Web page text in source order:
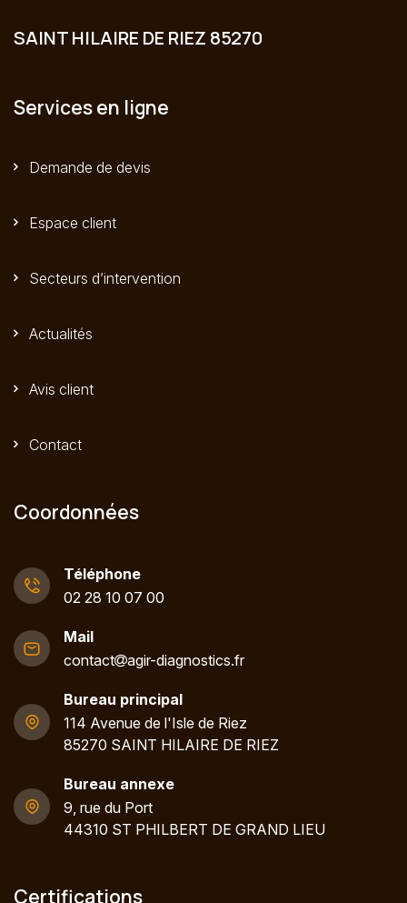
SAINT HILAIRE DE RIEZ 85270
Services en ligne
Demande de devis
Espace client
Secteurs d’intervention
Actualités
Avis client
Contact
Coordonnées
Téléphone
02 28 10 07 00
Mail
contact
agir-diagnostics.fr
Bureau principal
114 Avenue de l'Isle de Riez
85270 SAINT HILAIRE DE RIEZ
Bureau annexe
9, rue du Port
44310 ST PHILBERT DE GRAND LIEU
Certifications